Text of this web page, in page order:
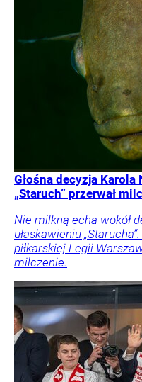
Głośna decyzja
„Staruch” przerwał
Nie milkną echa wokół
ułaskawieniu
piłkarskiej Legii
milczenie.